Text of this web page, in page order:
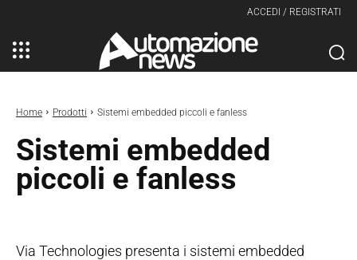
ACCEDI / REGISTRATI
Home Prodotti Sistemi embedded piccoli e fanless
Sistemi embedded
piccoli e fanless
Via Technologies presenta i sistemi embedded